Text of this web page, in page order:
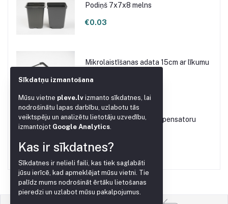
Podiņš 7x7x8 melns
€0.03
Mikrolaistīšanas adata 15cm ar līkumu
€0.10
Dozators 2.2L/H ar kompensatoru
Sīkdatņu izmantošana
Mūsu vietne pleve.lv izmanto sīkdatnes, lai
nodrošinātu lapas darbību, uzlabotu tās
veiktspēju un analizētu lietotāju uzvedību,
izmantojot Google Analytics
Kas ir sīkdatnes?
Sīkdatnes ir nelieli faili, kas tiek saglabāti
jūsu ierīcē, kad apmeklējat mūsu vietni. Tie
palīdz mums nodrošināt ērtāku lietošanas
pieredzi un uzlabot mūsu pakalpojumus.